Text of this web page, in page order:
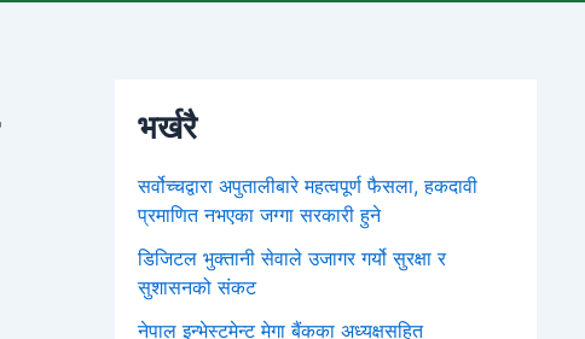
भर्खरै
सर्वोच्चद्वारा अपुतालीबारे महत्वपूर्ण फैसला, हकदावी
प्रमाणित नभएका जग्गा सरकारी हुने
डिजिटल भुक्तानी सेवाले उजागर गर्यो सुरक्षा र
सुशासनको संकट
नेपाल इन्भेस्टमेन्ट मेगा बैंकका अध्यक्षसहित